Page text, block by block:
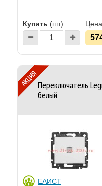
Купить (шт):
Переключатель
белый
ЕАИСТ